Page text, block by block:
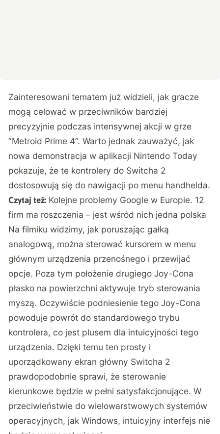
Zainteresowani tematem już widzieli, jak gracze
mogą celować w przeciwników bardziej
precyzyjnie podczas intensywnej akcji w grze
“Metroid Prime 4”. Warto jednak zauważyć, jak
nowa demonstracja w aplikacji Nintendo Today
pokazuje, że te kontrolery do Switcha 2
dostosowują się do nawigacji po menu handhelda.
Czytaj też: Kolejne problemy Google w Europie. 12
firm ma roszczenia – jest wśród nich jedna polska
Na filmiku widzimy, jak poruszając gałką
analogową, można sterować kursorem w menu
głównym urządzenia przenośnego i przewijać
opcje. Poza tym położenie drugiego Joy-Cona
płasko na powierzchni aktywuje tryb sterowania
myszą. Oczywiście podniesienie tego Joy-Cona
powoduje powrót do standardowego trybu
kontrolera, co jest plusem dla intuicyjności tego
urządzenia. Dzięki temu ten prosty i
uporządkowany ekran główny Switcha 2
prawdopodobnie sprawi, że sterowanie
kierunkowe będzie w pełni satysfakcjonujące. W
przeciwieństwie do wielowarstwowych systemów
operacyjnych, jak Windows, intuicyjny interfejs nie